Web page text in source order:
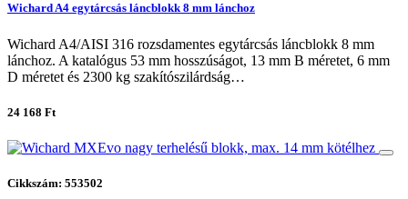
Wichard A4 egytárcsás láncblokk 8 mm lánchoz
Wichard A4/AISI 316 rozsdamentes egytárcsás láncblokk 8 mm
lánchoz. A katalógus 53 mm hosszúságot, 13 mm B méretet, 6 mm
D méretet és 2300 kg szakítószilárdság…
24 168 Ft
Cikkszám: 553502